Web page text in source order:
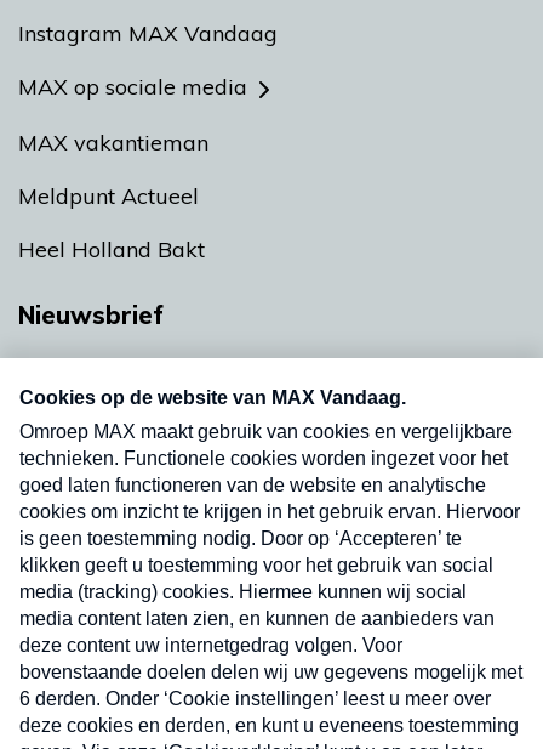
Instagram MAX Vandaag
MAX op sociale media
MAX vakantieman
Meldpunt Actueel
Heel Holland Bakt
Nieuwsbrief
nieuwsbrief. Elke vrijdag- en dinsdagochtend in
uw mailbox.
Verzend
Nieuwsbrief